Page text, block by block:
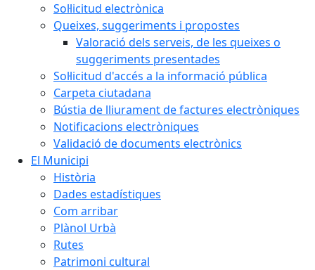
Sol·licitud electrònica
Queixes, suggeriments i propostes
Valoració dels serveis, de les queixes o
suggeriments presentades
Sol·licitud d'accés a la informació pública
Carpeta ciutadana
Bústia de lliurament de factures electròniques
Notificacions electròniques
Validació de documents electrònics
El Municipi
Història
Dades estadístiques
Com arribar
Plànol Urbà
Rutes
Patrimoni cultural